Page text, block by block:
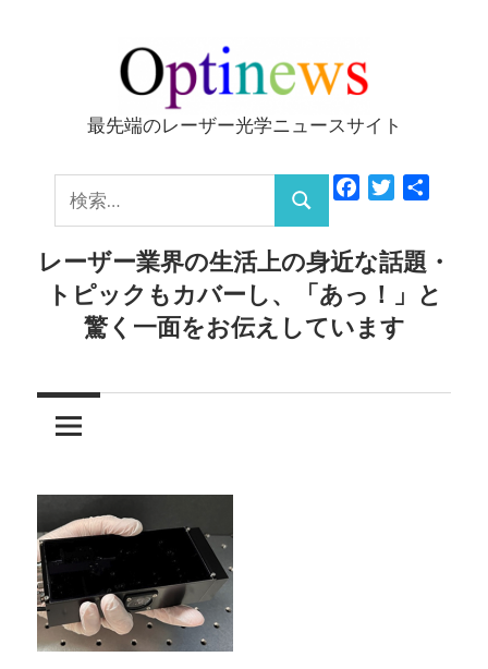
ッ
Optinews
最先端のレーザー光学ニュースサイト
索:
検
索
FacebookTwitter
レーザー業界の生活上の身近な話題・
トピックもカバーし、「あっ！」と
驚く一面をお伝えしています